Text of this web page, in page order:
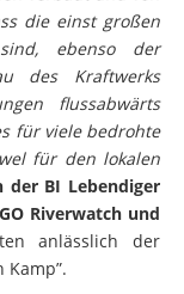
die einst großen
sind, ebenso der
des Kraftwerks
flussabwärts
für viele bedrohte
für den lokalen
BI Lebendiger
Riverwatch und
anlässlich der